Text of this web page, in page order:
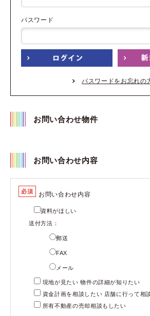
パスワード
パスワードをお忘れの
お問い合わせ物件
お問い合わせ内容
必須 お問い合わせ内容
資料がほしい
送付方法：
郵送
FAX
メール
現地が見たい 物件の詳細が知りたい
資金計画を相談したい 店舗に行って相
所有不動産の売却相談もしたい